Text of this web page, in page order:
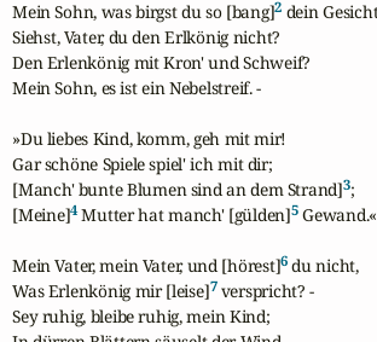
Mein Sohn, was birgst du so [bang]2 dein
Siehst, Vater, du den Erlkönig nicht?
Den Erlenkönig mit Kron' und Schweif?
Mein Sohn, es ist ein Nebelstreif. -
»Du liebes Kind, komm, geh mit mir!
Gar schöne Spiele spiel' ich mit dir;
[Manch' bunte Blumen sind an dem Strand]3;
[Meine]4 Mutter hat manch' [gülden]5 Gewand.«
Mein Vater, mein Vater, und [hörest]6 du nicht,
Was Erlenkönig mir [leise]7 verspricht? -
Sey ruhig, bleibe ruhig, mein Kind;